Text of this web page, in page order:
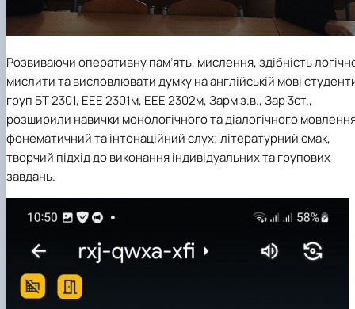
Розвиваючи оперативну пам’ять, мислення, здібність
мислити та висловлювати думку на англійській мові
груп БТ 2301, ЕЕЕ 2301м, ЕЕЕ 2302м, Зарм з.в., Зар 3ст.,
розширили навички монологічного та діалогічного
фонематичний та інтонаційний слух; літературний смак,
творчий підхід до виконання індивідуальних та групових
завдань.